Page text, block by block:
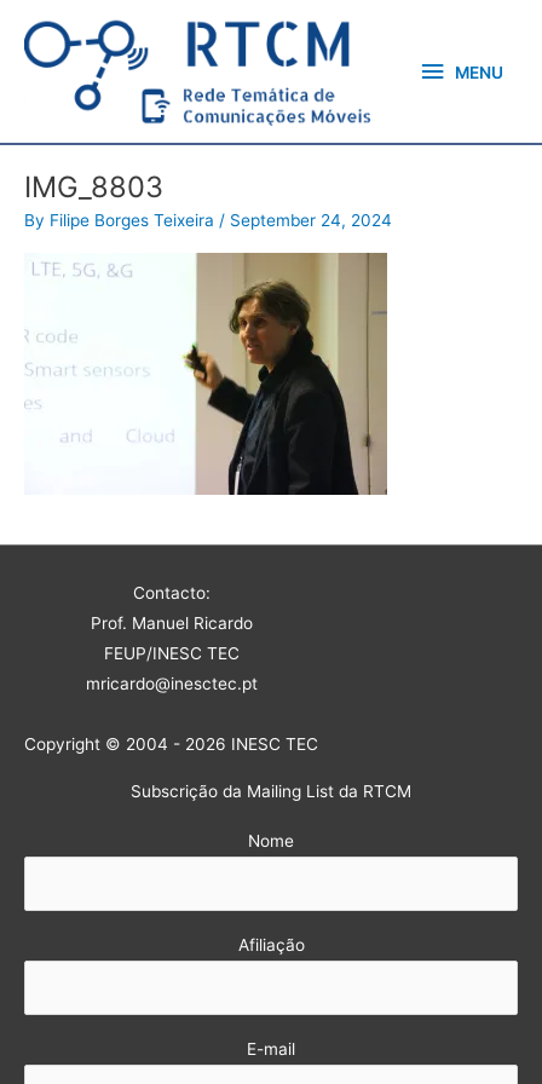
content
MENU
IMG_8803
By Filipe Borges Teixeira / September 24, 2024
Contacto:
Prof. Manuel Ricardo
FEUP/INESC TEC
mricardo@inesctec.pt
Copyright © 2004 - 2026 INESC TEC
Subscrição da Mailing List da RTCM
Nome
Afiliação
E-mail